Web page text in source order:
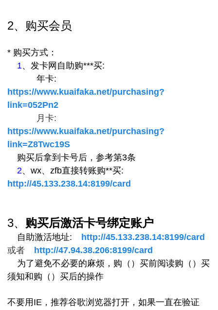
2、购买会员
* 购买方式：
1、发卡网自助购***买:
年卡:
https://www.kuaifaka.net/purchasing?
link=052Pn2
月卡:
https://www.kuaifaka.net/purchasing?
link=Z8Twc19S
购买后拿到卡号后，参考第3条
2、wx、zfb直接转账购**买:
http://45.133.238.14:8199/card
3、 购买后激活卡号绑定账户
自助激活地址:
http://45.133.238.14:8199/card
或者
http://47.94.38.206:8199/card
为了避免不必要的麻烦，购（）买前阅读购（）买
须知和购（）买后的操作
不要用IE，推荐谷歌浏览器打开，如果一直在验证